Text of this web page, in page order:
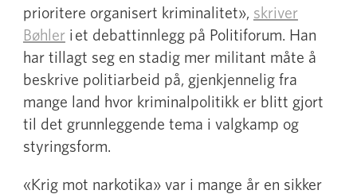
prioritere organisert kriminalitet», skriver
Bøhleri et debattinnlegg på Politiforum. Han
har tillagt seg en stadig mer militant måte å
beskrive politiarbeid på, gjenkjennelig fra
mange land hvor kriminalpolitikk er blitt gjort
til det grunnleggende tema i valgkamp og
styringsform.
«Krig mot narkotika» var i mange år en sikker